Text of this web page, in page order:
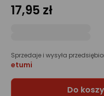
17,95 zł
Sprzedaje i wysyła
etumi
Do